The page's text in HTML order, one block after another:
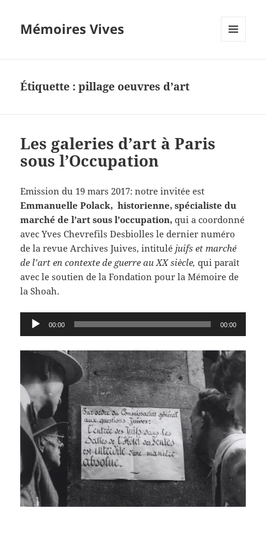
Mémoires Vives
Étiquette :pillage oeuvres d’art
Les galeries d’art à Paris
sous l’Occupation
Emission du 19 mars 2017: notre invitée est
Emmanuelle Polack, historienne, spécialiste du
marché de l’art sous l’occupation, qui a coordonné
avec Yves Chevrefils Desbiolles le dernier numéro
de la revue Archives Juives, intituléjuifs et marché
de l’art en contexte de guerre au XX siècle,qui paraît
avec le soutien de la Fondation pour la Mémoire de
la Shoah.
Lecteur
audio
00:00 00:00